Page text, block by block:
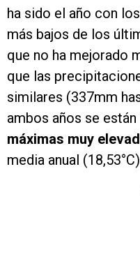
ha sido el año con
más bajos de los
que no ha mejorado
que las
similares (337mm
ambos años se
máximas muy
media anual